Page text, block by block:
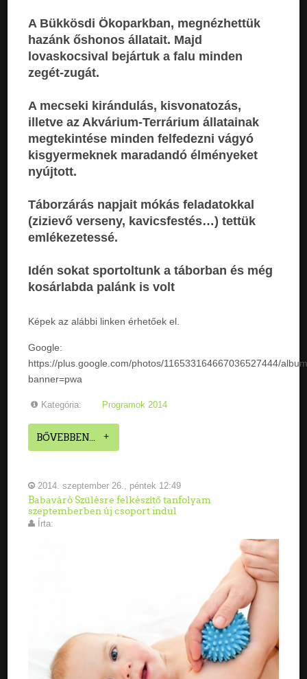
A Bükkösdi Ökoparkban, megnézhettük
hazánk őshonos állatait. Majd
lovaskocsival bejártuk a falu minden
zegét-zugát.
A mecseki kirándulás, kisvonatozás,
illetve az Akvárium-Terrárium állatainak
megtekintése minden felfedezni vágyó
kisgyermeknek maradandó élményeket
nyújtott.
Táborzárás napjait mókás feladatokkal
(zizievő verseny, kavicsfestés…) tettük
emlékezetessé.
Idén sokat sportoltunk a táborban és még
kosárlabda palánk is volt
Képek az alábbi linken érhetőek el.
Google:
https://plus.google.com/photos/116533164667036527444/
banner=pwa
Kategória: Programok 2014
BŐVEBBEN...
2014. szeptember 26., péntek 12:49
Babaváró Szülésre felkészítő tanfolyam
szeptemberben új csoport indul
Írta: